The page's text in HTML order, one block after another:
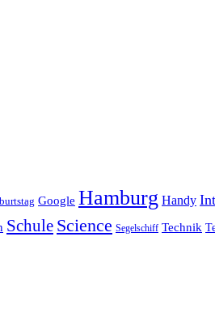
Google Hamburg Handy
Schule Science Segelschiff Technik